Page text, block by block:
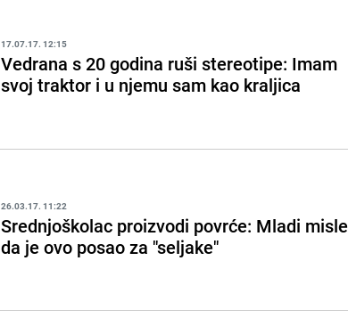
17.07.17. 12:15
Vedrana s 20 godina ruši stereotipe: Imam
svoj traktor i u njemu sam kao kraljica
26.03.17. 11:22
Srednjoškolac proizvodi povrće: Mladi misle
da je ovo posao za "seljake"